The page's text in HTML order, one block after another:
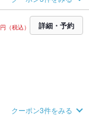
円（税込） 詳細・予約
クーポン3件をみる